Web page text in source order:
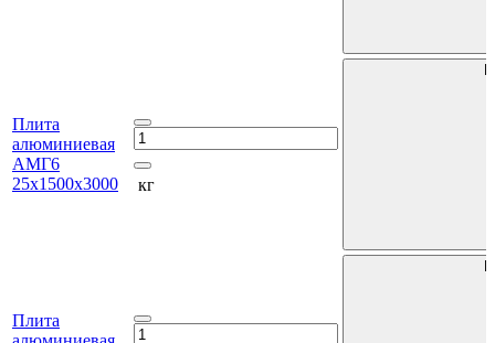
Плита
алюминиевая
АМГ6
25х1500х3000
кг
Плита